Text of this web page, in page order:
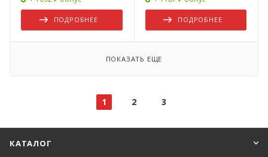
ПОДРОБНЕЕ ПОДРОБНЕЕ
ПОКАЗАТЬ ЕЩЕ
1 2 3
КАТАЛОГ